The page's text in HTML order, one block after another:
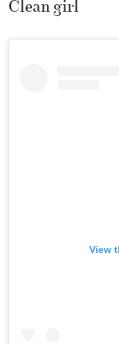
Clean girl
View